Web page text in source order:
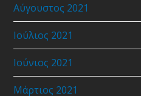
Αύγουστος 2021
Ιούλιος 2021
Ιούνιος 2021
Μάρτιος 2021